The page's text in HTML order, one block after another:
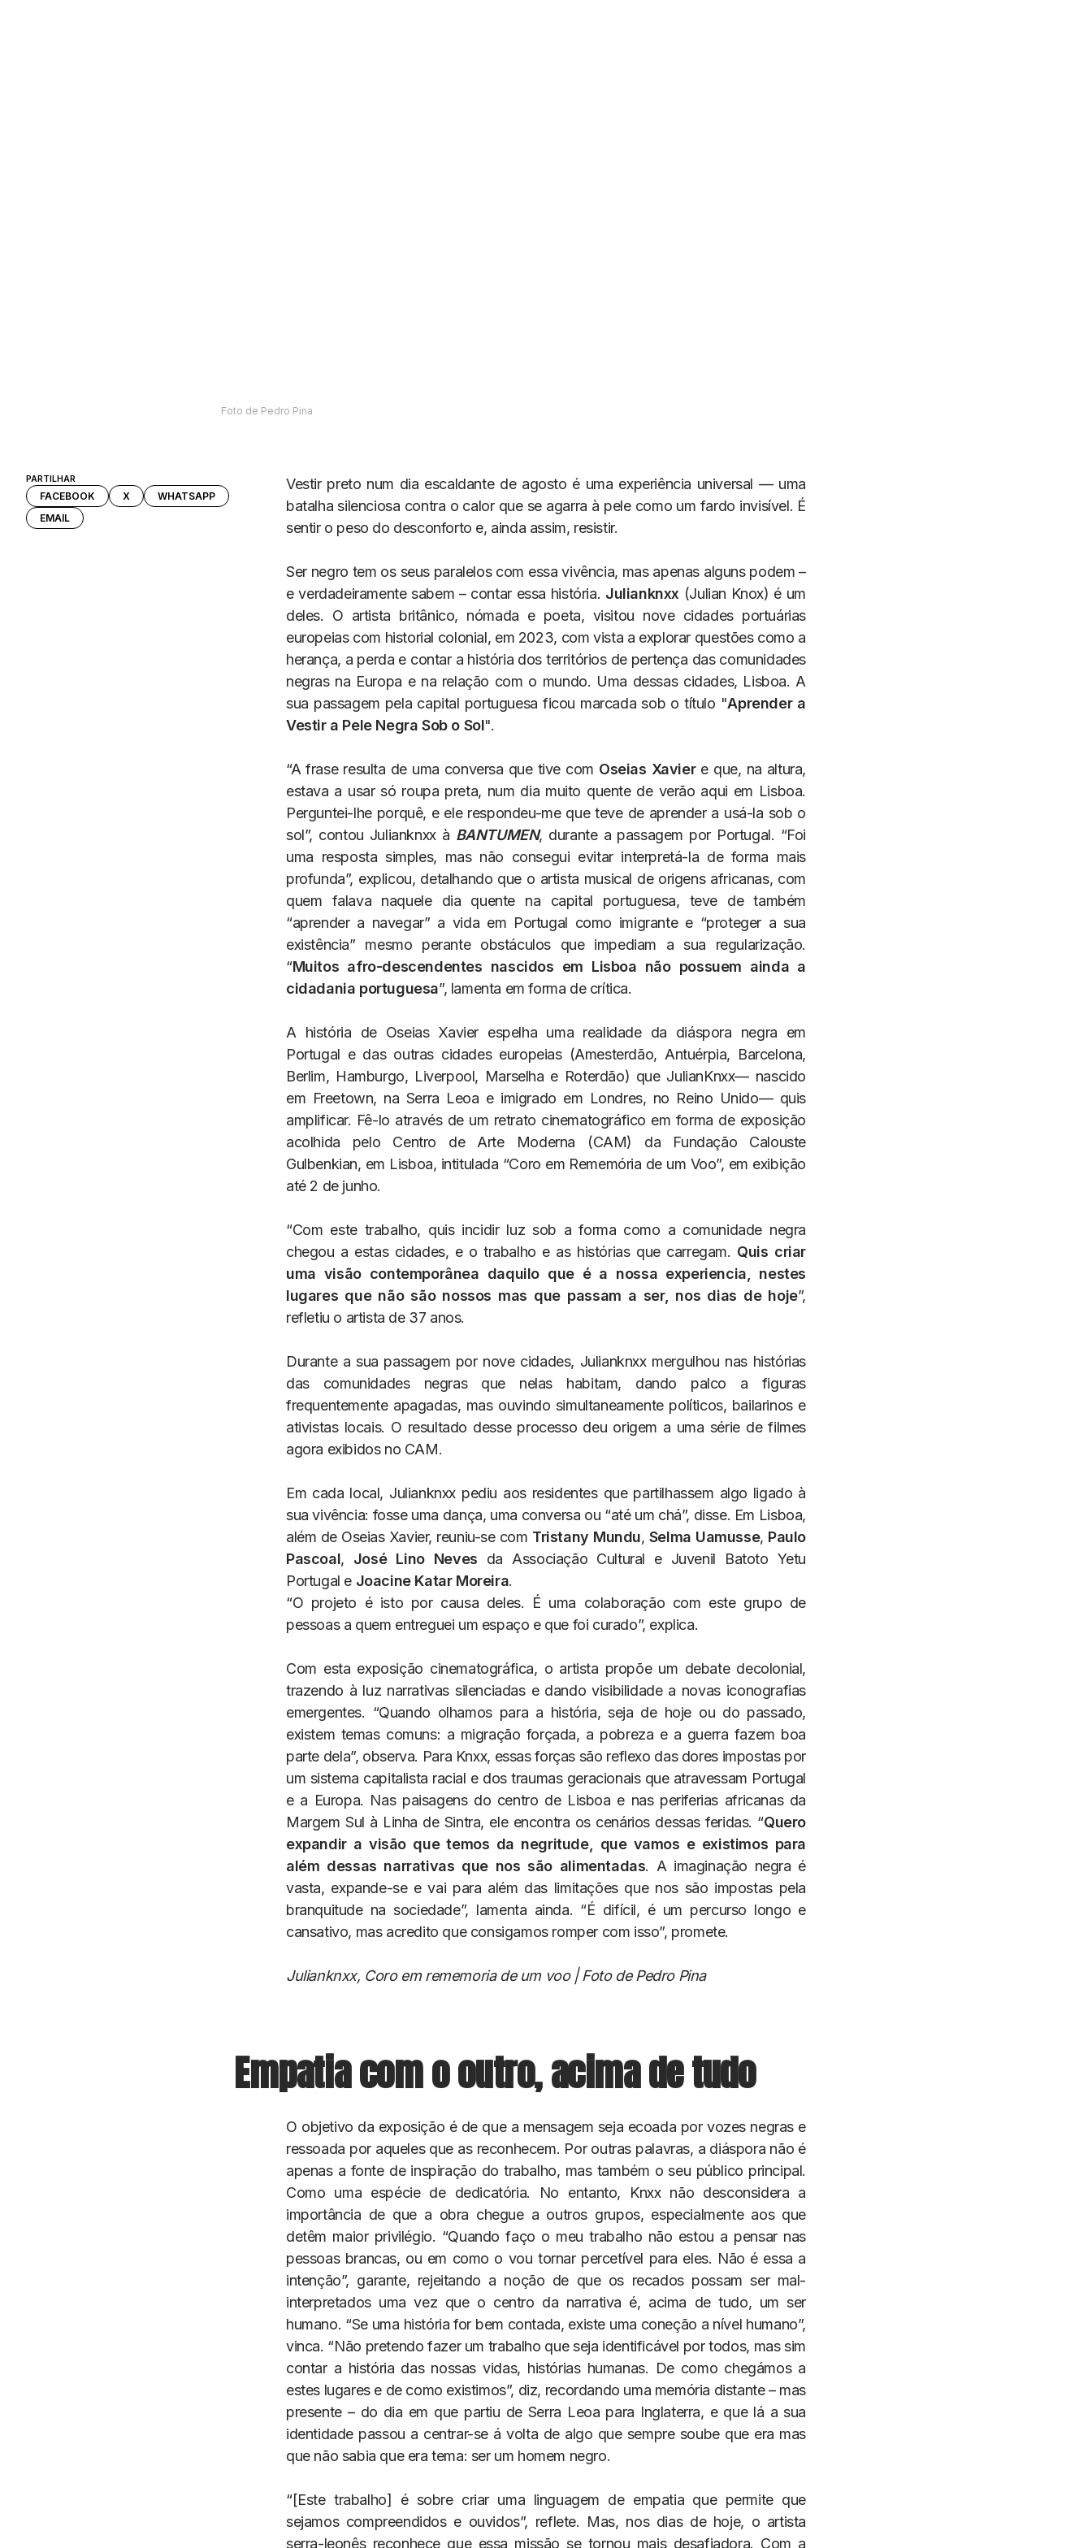
Foto de Pedro Pina
PARTILHAR
FACEBOOK X
WHATSAPP
EMAIL
Vestir preto num dia escaldante de agosto é uma experiência universal — uma
batalha silenciosa contra o calor que se agarra à pele como um fardo invisível. É
sentir o peso do desconforto e, ainda assim, resistir.
Ser negro tem os seus paralelos com essa vivência, mas apenas alguns podem –
e verdadeiramente sabem – contar essa história. Julianknxx (Julian Knox) é um
deles. O artista britânico, nómada e poeta, visitou nove cidades portuárias
europeias com historial colonial, em 2023, com vista a explorar questões como a
herança, a perda e contar a história dos territórios de pertença das comunidades
negras na Europa e na relação com o mundo. Uma dessas cidades, Lisboa. A
sua passagem pela capital portuguesa ficou marcada sob o título "Aprender a
Vestir a Pele Negra Sob o Sol".
“A frase resulta de uma conversa que tive com Oseias Xavier e que, na altura,
estava a usar só roupa preta, num dia muito quente de verão aqui em Lisboa.
Perguntei-lhe porquê, e ele respondeu-me que teve de aprender a usá-la sob o
sol”, contou Julianknxx à BANTUMEN, durante a passagem por Portugal. “Foi
uma resposta simples, mas não consegui evitar interpretá-la de forma mais
profunda”, explicou, detalhando que o artista musical de origens africanas, com
quem falava naquele dia quente na capital portuguesa, teve de também
“aprender a navegar” a vida em Portugal como imigrante e “proteger a sua
existência” mesmo perante obstáculos que impediam a sua regularização.
“Muitos afro-descendentes nascidos em Lisboa não possuem ainda a
cidadania portuguesa”, lamenta em forma de crítica.
A história de Oseias Xavier espelha uma realidade da diáspora negra em
Portugal e das outras cidades europeias (Amesterdão, Antuérpia, Barcelona,
Berlim, Hamburgo, Liverpool, Marselha e Roterdão) que JulianKnxx— nascido
em Freetown, na Serra Leoa e imigrado em Londres, no Reino Unido— quis
amplificar. Fê-lo através de um retrato cinematográfico em forma de exposição
acolhida pelo Centro de Arte Moderna (CAM) da Fundação Calouste
Gulbenkian, em Lisboa, intitulada “Coro em Rememória de um Voo”, em exibição
até 2 de junho.
“Com este trabalho, quis incidir luz sob a forma como a comunidade negra
chegou a estas cidades, e o trabalho e as histórias que carregam. Quis criar
uma visão contemporânea daquilo que é a nossa experiencia, nestes
lugares que não são nossos mas que passam a ser, nos dias de hoje”,
refletiu o artista de 37 anos.
Durante a sua passagem por nove cidades, Julianknxx mergulhou nas histórias
das comunidades negras que nelas habitam, dando palco a figuras
frequentemente apagadas, mas ouvindo simultaneamente políticos, bailarinos e
ativistas locais. O resultado desse processo deu origem a uma série de filmes
agora exibidos no CAM.
Em cada local, Julianknxx pediu aos residentes que partilhassem algo ligado à
sua vivência: fosse uma dança, uma conversa ou “até um chá”, disse. Em Lisboa,
além de Oseias Xavier, reuniu-se com Tristany Mundu, Selma Uamusse, Paulo
Pascoal, José Lino Neves da Associação Cultural e Juvenil Batoto Yetu
Portugal e Joacine Katar Moreira.
“O projeto é isto por causa deles. É uma colaboração com este grupo de
pessoas a quem entreguei um espaço e que foi curado”, explica.
Com esta exposição cinematográfica, o artista propõe um debate decolonial,
trazendo à luz narrativas silenciadas e dando visibilidade a novas iconografias
emergentes. “Quando olhamos para a história, seja de hoje ou do passado,
existem temas comuns: a migração forçada, a pobreza e a guerra fazem boa
parte dela”, observa. Para Knxx, essas forças são reflexo das dores impostas por
um sistema capitalista racial e dos traumas geracionais que atravessam Portugal
e a Europa. Nas paisagens do centro de Lisboa e nas periferias africanas da
Margem Sul à Linha de Sintra, ele encontra os cenários dessas feridas. “Quero
expandir a visão que temos da negritude, que vamos e existimos para
além dessas narrativas que nos são alimentadas. A imaginação negra é
vasta, expande-se e vai para além das limitações que nos são impostas pela
branquitude na sociedade”, lamenta ainda. “É difícil, é um percurso longo e
cansativo, mas acredito que consigamos romper com isso”, promete.
Julianknxx, Coro em rememoria de um voo | Foto de Pedro Pina
Empatia com o outro, acima de tudo
O objetivo da exposição é de que a mensagem seja ecoada por vozes negras e
ressoada por aqueles que as reconhecem. Por outras palavras, a diáspora não é
apenas a fonte de inspiração do trabalho, mas também o seu público principal.
Como uma espécie de dedicatória. No entanto, Knxx não desconsidera a
importância de que a obra chegue a outros grupos, especialmente aos que
detêm maior privilégio. “Quando faço o meu trabalho não estou a pensar nas
pessoas brancas, ou em como o vou tornar percetível para eles. Não é essa a
intenção”, garante, rejeitando a noção de que os recados possam ser mal-
interpretados uma vez que o centro da narrativa é, acima de tudo, um ser
humano. “Se uma história for bem contada, existe uma coneção a nível humano”,
vinca. “Não pretendo fazer um trabalho que seja identificável por todos, mas sim
contar a história das nossas vidas, histórias humanas. De como chegámos a
estes lugares e de como existimos”, diz, recordando uma memória distante – mas
presente – do dia em que partiu de Serra Leoa para Inglaterra, e que lá a sua
identidade passou a centrar-se á volta de algo que sempre soube que era mas
que não sabia que era tema: ser um homem negro.
“[Este trabalho] é sobre criar uma linguagem de empatia que permite que
sejamos compreendidos e ouvidos”, reflete. Mas, nos dias de hoje, o artista
serra-leonês reconhece que essa missão se tornou mais desafiadora. Com a